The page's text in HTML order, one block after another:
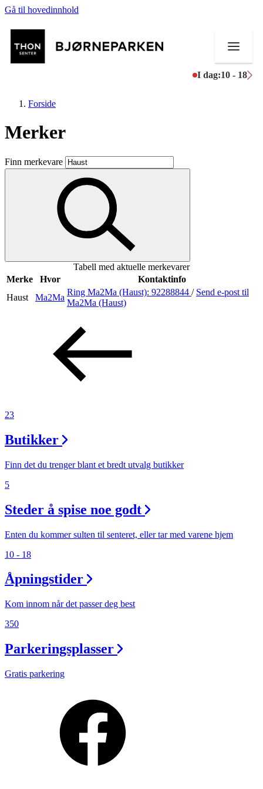
Gå til hovedinnhold
I dag:10 - 18
Butikker
Mat og drikke
Aktiviteter
Søk
Åpningstider
Praktisk informasjon
Gavekort
Finn frem
Forside
Merker
Finn merkevare
Tabell med aktuelle merkevarer
Merke
Hvor
Kontaktinfo
Haust
Ma2Ma
Ring Ma2Ma (Haust): 92288844 / Send e-post til
Ma2Ma (Haust)
23
Butikker
Finn det du trenger blant et bredt utvalg butikker
5
Steder å spise noe godt
Enten du kommer sulten til senteret, eller tar med varene hjem
10 - 18
Åpningstider
Kom innom når det passer deg best
350
Parkeringsplasser
Gratis parkering